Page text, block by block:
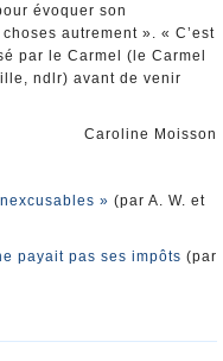
évoquer son
autrement ». « C’est
par le Carmel (le Carmel
ndlr) avant de venir
Caroline Moisson
» (par A. W. et
payait pas ses impôts (par